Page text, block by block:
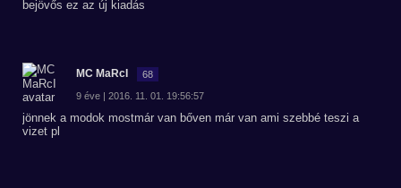
bejövős ez az új kiadás
MC MaRcI 68
9 éve | 2016. 11. 01. 19:56:57
jönnek a modok mostmár van bőven már van ami szebbé teszi a
vizet pl